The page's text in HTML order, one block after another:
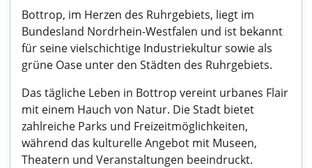
Bottrop, im Herzen des Ruhrgebiets, liegt im
Bundesland Nordrhein-Westfalen und ist bekannt
für seine vielschichtige Industriekultur sowie als
grüne Oase unter den Städten des Ruhrgebiets.
Das tägliche Leben in Bottrop vereint urbanes Flair
mit einem Hauch von Natur. Die Stadt bietet
zahlreiche Parks und Freizeitmöglichkeiten,
während das kulturelle Angebot mit Museen,
Theatern und Veranstaltungen beeindruckt.